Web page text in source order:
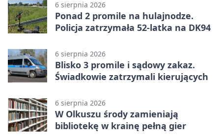
6 sierpnia 2026
Ponad 2 promile na hulajnodze.
Policja zatrzymała 52-latka na DK94
6 sierpnia 2026
Blisko 3 promile i sądowy zakaz.
Świadkowie zatrzymali kierujących
6 sierpnia 2026
W Olkuszu środy zamieniają
bibliotekę w krainę pełną gier